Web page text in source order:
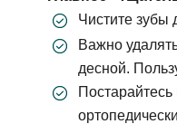
Ортопедия,
Ортодонтия
Лечение десен
Профилактика
Отбеливание
Гигиена зубов
Чистите зубы
Важно
десной.